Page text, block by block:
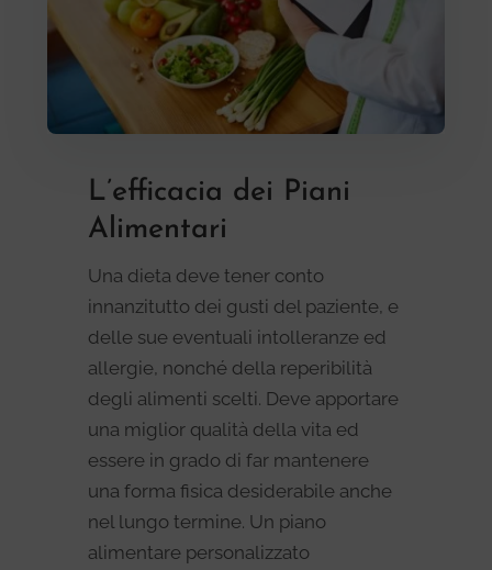
L’efficacia dei Piani
Alimentari
Una dieta deve tener conto
innanzitutto dei gusti del paziente, e
delle sue eventuali intolleranze ed
allergie, nonché della reperibilità
degli alimenti scelti. Deve apportare
una miglior qualità della vita ed
essere in grado di far mantenere
una forma fisica desiderabile anche
nel lungo termine. Un piano
alimentare personalizzato